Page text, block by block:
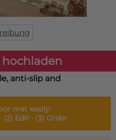
hochladen
anti-slip and
mateasily:
(2) Edit · (3) Order